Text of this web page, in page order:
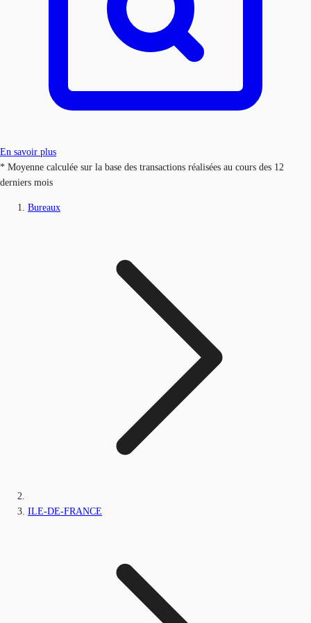
En savoir plus
* Moyenne calculée sur la base des transactions réalisées au cours des 12
derniers mois
Bureaux
ILE-DE-FRANCE